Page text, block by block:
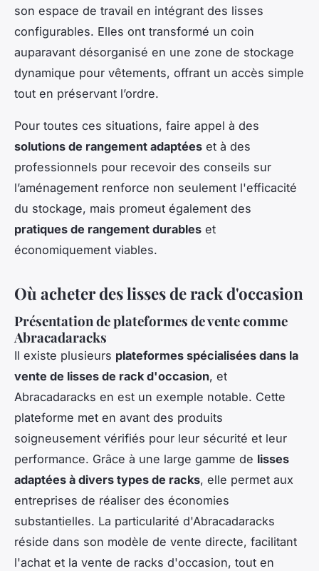
son espace de travail en intégrant des lisses
configurables. Elles ont transformé un coin
auparavant désorganisé en une zone de stockage
dynamique pour vêtements, offrant un accès simple
tout en préservant l’ordre.
Pour toutes ces situations, faire appel à des
solutions de rangement adaptées et à des
professionnels pour recevoir des conseils sur
l’aménagement renforce non seulement l'efficacité
du stockage, mais promeut également des
pratiques de rangement durables et
économiquement viables.
Où acheter des lisses de rack d'occasion
Présentation de plateformes de vente comme
Abracadaracks
Il existe plusieurs plateformes spécialisées dans la
vente de lisses de rack d'occasion, et
Abracadaracks en est un exemple notable. Cette
plateforme met en avant des produits
soigneusement vérifiés pour leur sécurité et leur
performance. Grâce à une large gamme de lisses
adaptées à divers types de racks, elle permet aux
entreprises de réaliser des économies
substantielles. La particularité d'Abracadaracks
réside dans son modèle de vente directe, facilitant
l'achat et la vente de racks d'occasion, tout en